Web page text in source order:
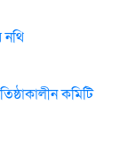
কমিটি